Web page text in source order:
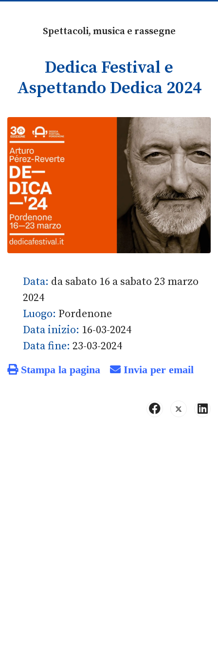
Spettacoli, musica e rassegne
Dedica Festival e
Aspettando Dedica 2024
Data: da sabato 16 a sabato 23 marzo
2024
Luogo: Pordenone
Data inizio: 16-03-2024
Data fine: 23-03-2024
Stampa la pagina Invia per email